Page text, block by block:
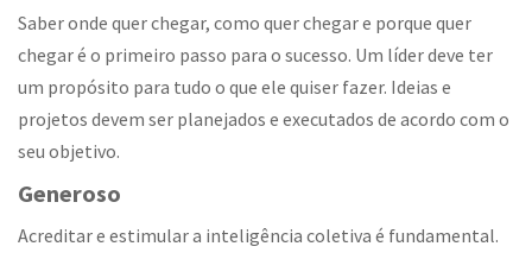
Saber onde quer chegar, como quer chegar e porque quer
chegar é o primeiro passo para o sucesso. Um líder deve ter
um propósito para tudo o que ele quiser fazer. Ideias e
projetos devem ser planejados e executados de acordo com o
seu objetivo.
Generoso
Acreditar e estimular a inteligência coletiva é fundamental.